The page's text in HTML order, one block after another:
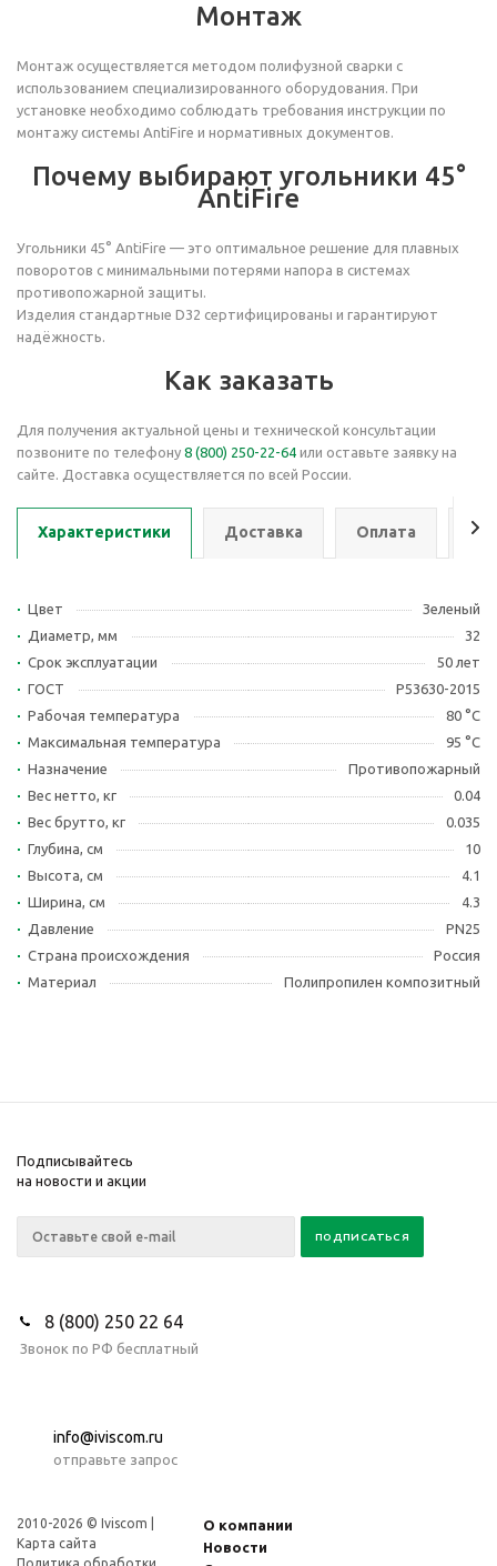
Монтаж
Монтаж осуществляется методом полифузной сварки с
использованием специализированного оборудования. При
установке необходимо соблюдать требования инструкции по
монтажу системы AntiFire и нормативных документов.
Почему выбирают угольники 45°
AntiFire
Угольники 45° AntiFire — это оптимальное решение для плавных
поворотов с минимальными потерями напора в системах
противопожарной защиты.
Изделия стандартные D32 сертифицированы и гарантируют
надёжность.
Как заказать
Для получения актуальной цены и технической консультации
позвоните по телефону 8 (800) 250-22-64 или оставьте заявку на
сайте. Доставка осуществляется по всей России.
Характеристики Доставка Оплата
Цвет
Зеленый
Диаметр, мм
32
Срок эксплуатации
50 лет
ГОСТ
Р53630-2015
Рабочая температура
80 °С
Максимальная температура
95 °С
Назначение
Противопожарный
Вес нетто, кг
0.04
Вес брутто, кг
0.035
Глубина, см
10
Высота, см
4.1
Ширина, см
4.3
Давление
PN25
Страна происхождения
Россия
Материал
Полипропилен композитный
Подписывайтесь
на новости и акции
8 (800) 250 22 64
Звонок по РФ бесплатный
info@iviscom.ru
отправьте запрос
2010-2026 © Iviscom |
Карта сайта
О компании
Новости